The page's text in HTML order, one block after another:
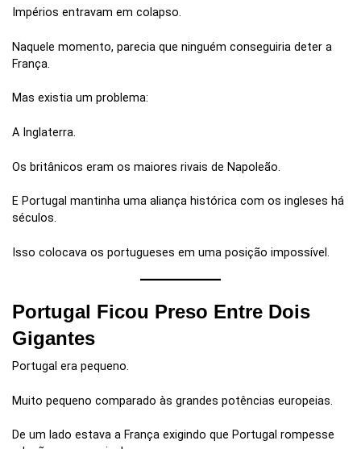
Impérios entravam em colapso.
Naquele momento, parecia que ninguém conseguiria deter a
França.
Mas existia um problema:
A Inglaterra.
Os britânicos eram os maiores rivais de Napoleão.
E Portugal mantinha uma aliança histórica com os ingleses há
séculos.
Isso colocava os portugueses em uma posição impossível.
Portugal Ficou Preso Entre Dois
Gigantes
Portugal era pequeno.
Muito pequeno comparado às grandes potências europeias.
De um lado estava a França exigindo que Portugal rompesse